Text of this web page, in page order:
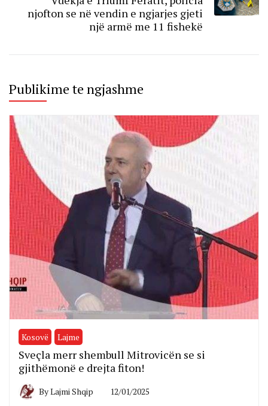
njofton se në vendin e ngjarjes gjeti
një armë me 11 fishekë
Publikime te ngjashme
Kosovë Lajme
Sveçla merr shembull Mitrovicën se si
gjithëmonë e drejta fiton!
ByLajmi Shqip 12/01/2025